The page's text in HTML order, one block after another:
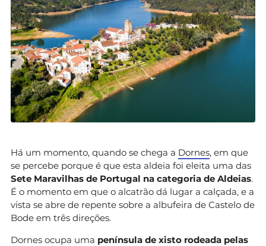
Há um momento, quando se chega a Dornes, em que
se percebe porque é que esta aldeia foi eleita uma das
Sete Maravilhas de Portugal na categoria de Aldeias.
É o momento em que o alcatrão dá lugar a calçada, e a
vista se abre de repente sobre a albufeira de Castelo de
Bode em três direções.
Dornes ocupa uma península de xisto rodeada pelas